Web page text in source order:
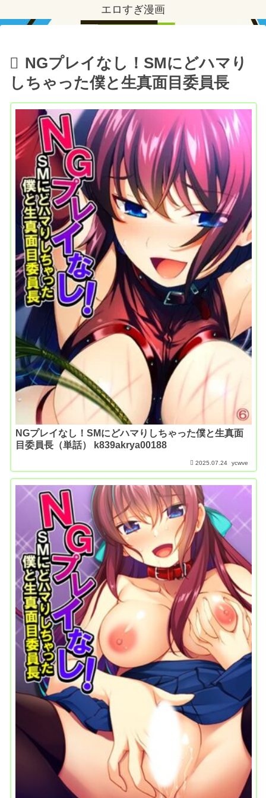
エロすぎ漫画
NGプレイなし！SMにどハマり
しちゃった僕と生真面目委員長
NGプレイなし！SMにどハマりしちゃった僕と生真面
目委員長（単話） k839akrya00188
2025.07.24 ycwve